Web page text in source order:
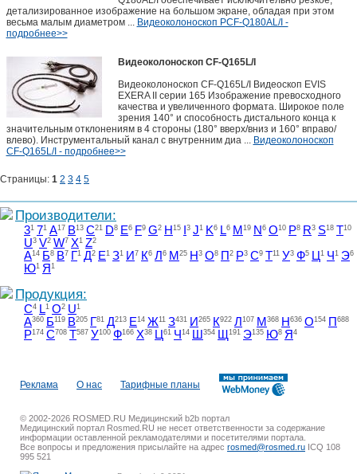
детализированное изображение на большом экране, обладая при этом
весьма малым диаметром ... Видеоколоноскоп PCF-Q180AL/I -
подробнее>>
Видеоколоноскоп CF-Q165L/I
Видеоколоноскоп CF-Q165L/I Видеоскоп EVIS
EXERA II серии 165 Изображение превосходного
качества и увеличенного формата. Широкое поле
зрения 140° и способность дистального конца к
значительным отклонениям в 4 стороны (180° вверх/вниз и 160° вправо/
влево). Инструментальный канал с внутренним диа ... Видеоколоноскоп
CF-Q165L/I - подробнее>>
Страницы: 1 2 3 4 5
Производители:
31 71 A17 B13 C21 D8 E6 F9 G2 H 15 3 J1 K6 L6 M 19 N 6 O10 P8 R3 S18 T10
U3 V2 W7 X1 Z2
А14 Б8 В7 Г1 Д2 Е1 З1 И 7 К6 Л 6 М 25 Н 3 О8 П 2 Р3 С9 Т11 У3 Ф5 Ц 1 Ч 1 Э6
Ю1 Я 1
Продукция:
C4 L1 O2 U1
А360 Б119 В205 Г81 Д213 Е14 Ж11 З431 И 265 К922 Л 107 М 368 Н 636 О154 П 688
Р174 С708 Т587 У100 Ф166 Х38 Ц 61 Ч 14 Ш 354 Щ 191 Э135 Ю8 Я 4
Реклама О нас Тарифные планы
© 2002-2026 ROSMED.RU Медицинский b2b портал
Медицинский портал Rosmed.RU не несет ответственности за содержание
информации оставленной рекламодателями и посетителями портала.
Все вопросы и предложения присылайте на адрес rosmed@rosmed.ru ICQ 108
995 521